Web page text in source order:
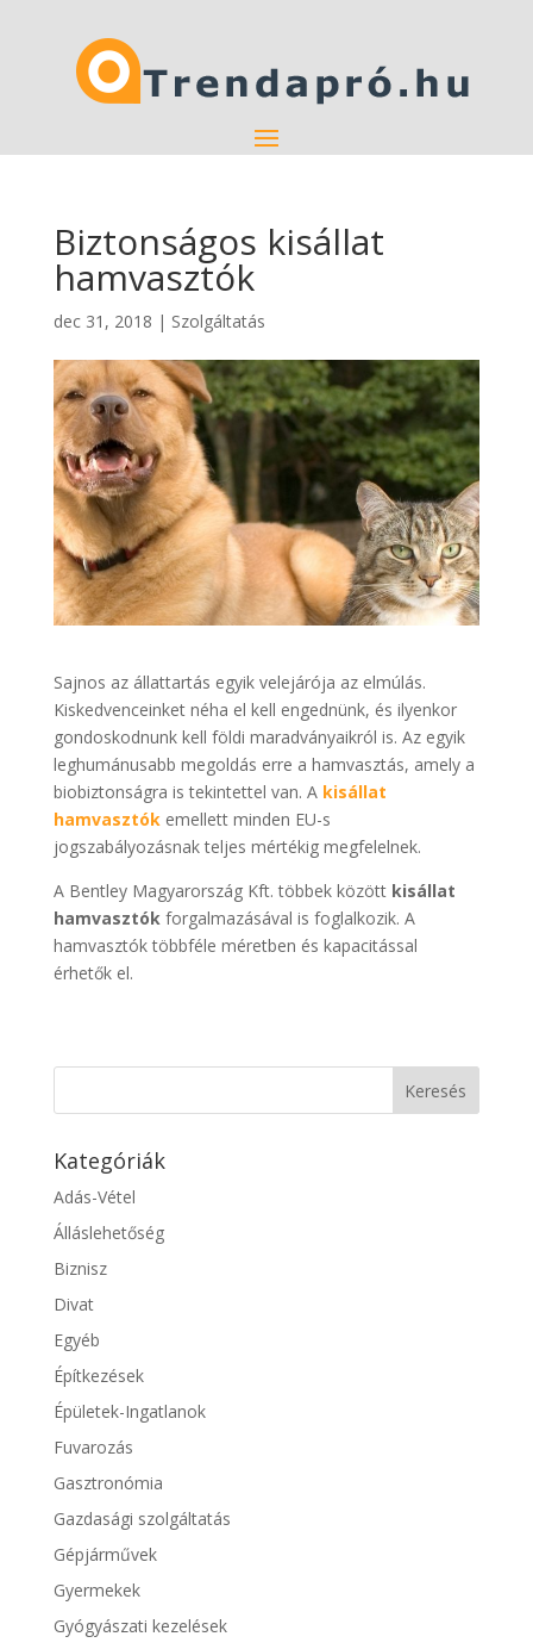
Biztonságos kisállat
hamvasztók
dec 31, 2018 | Szolgáltatás
Sajnos az állattartás egyik velejárója az elmúlás.
Kiskedvenceinket néha el kell engednünk, és ilyenkor
gondoskodnunk kell földi maradványaikról is. Az egyik
leghumánusabb megoldás erre a hamvasztás, amely a
biobiztonságra is tekintettel van. A kisállat
hamvasztókemellett minden EU-s
jogszabályozásnak teljes mértékig megfelelnek.
A Bentley Magyarország Kft. többek között kisállat
hamvasztókforgalmazásával is foglalkozik. A
hamvasztók többféle méretben és kapacitással
érhetők el.
Kategóriák
Adás-Vétel
Álláslehetőség
Biznisz
Divat
Egyéb
Építkezések
Épületek-Ingatlanok
Fuvarozás
Gasztronómia
Gazdasági szolgáltatás
Gépjárművek
Gyermekek
Gyógyászati kezelések